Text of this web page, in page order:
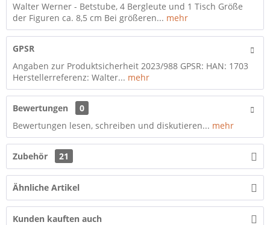
Walter Werner - Betstube, 4 Bergleute und 1 Tisch Größe
der Figuren ca. 8,5 cm Bei größeren... mehr
GPSR
Angaben zur Produktsicherheit 2023/988 GPSR: HAN: 1703
Herstellerreferenz: Walter... mehr
Bewertungen
0
Bewertungen lesen, schreiben und diskutieren... mehr
Zubehör 21
Ähnliche Artikel
Kunden kauften auch